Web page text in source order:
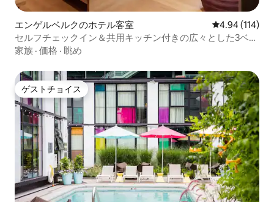
エンゲルベルクのホテル客室 レビュー114
4.94 (114)
セルフチェックイン＆共用キッチン付きの広々とした3ベッ
ドルーム
家族 · 価格 · 眺め
ゲストチョイス
ゲストチョイス